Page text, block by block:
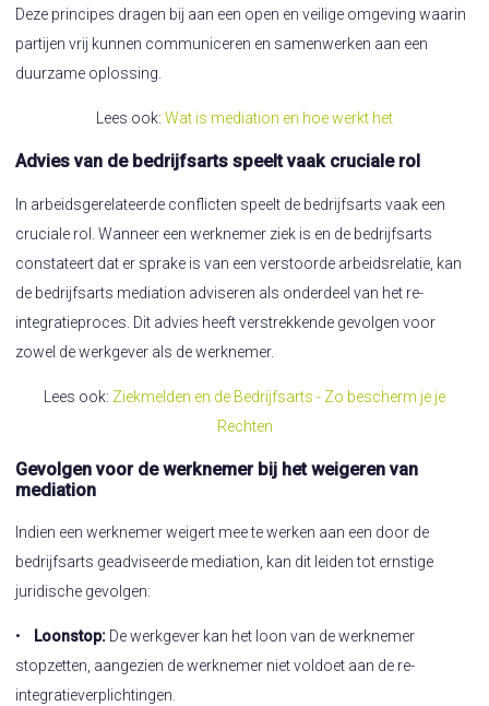
Deze principes dragen bij aan een open en veilige omgeving waarin
partijen vrij kunnen communiceren en samenwerken aan een
duurzame oplossing.
Lees ook: Wat is mediation en hoe werkt het
Advies van de bedrijfsarts speelt vaak cruciale rol
In arbeidsgerelateerde conflicten speelt de bedrijfsarts vaak een
cruciale rol. Wanneer een werknemer ziek is en de bedrijfsarts
constateert dat er sprake is van een verstoorde arbeidsrelatie, kan
de bedrijfsarts mediation adviseren als onderdeel van het re-
integratieproces. Dit advies heeft verstrekkende gevolgen voor
zowel de werkgever als de werknemer.
Lees ook: Ziekmelden en de Bedrijfsarts - Zo bescherm je je
Rechten
Gevolgen voor de werknemer bij het weigeren van
mediation
Indien een werknemer weigert mee te werken aan een door de
bedrijfsarts geadviseerde mediation, kan dit leiden tot ernstige
juridische gevolgen:
• Loonstop: De werkgever kan het loon van de werknemer
stopzetten, aangezien de werknemer niet voldoet aan de re-
integratieverplichtingen.